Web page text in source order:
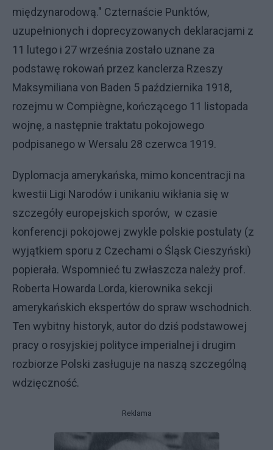
międzynarodową." Czternaście Punktów,
uzupełnionych i doprecyzowanych deklaracjami z
11 lutego i 27 września zostało uznane za
podstawę rokowań przez kanclerza Rzeszy
Maksymiliana von Baden 5 października 1918,
rozejmu w Compiègne, kończącego 11 listopada
wojnę, a następnie traktatu pokojowego
podpisanego w Wersalu 28 czerwca 1919.
Dyplomacja amerykańska, mimo koncentracji na
kwestii Ligi Narodów i unikaniu wikłania się w
szczegóły europejskich sporów, w czasie
konferencji pokojowej zwykle polskie postulaty (z
wyjątkiem sporu z Czechami o Śląsk Cieszyński)
popierała. Wspomnieć tu zwłaszcza należy prof.
Roberta Howarda Lorda, kierownika sekcji
amerykańskich ekspertów do spraw wschodnich.
Ten wybitny historyk, autor do dziś podstawowej
pracy o rosyjskiej polityce imperialnej i drugim
rozbiorze Polski zasługuje na naszą szczególną
wdzięczność.
Reklama